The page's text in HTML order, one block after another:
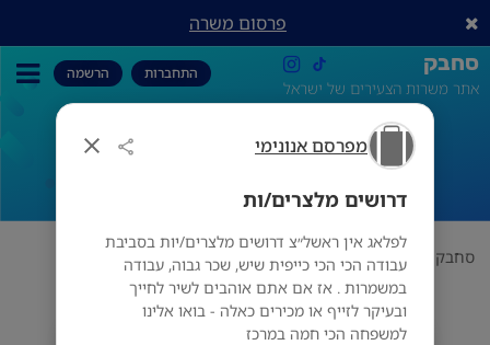
מפרסם אנונימי
דרושים מלצרים/ות
לפלאג אין ראשל״צ דרושים מלצרים/יות בסביבת
עבודה הכי הכי כייפית שיש, שכר גבוה, עבודה
במשמרות . אז אם אתם אוהבים לשיר לחייך
ובעיקר לזייף או מכירים כאלה - בואו אלינו
למשפחה הכי חמה במרכז
פרסום משרה
סחבק
אתר משרות הצעירים של ישראל
התחברות הרשמה
דרושים מלצרים/ות
סחבק תחום מפרסם אנונימי דרושים מלצרים/ות